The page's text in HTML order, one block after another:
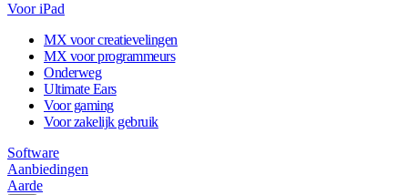
Voor iPad
MX voor creatievelingen
MX voor programmeurs
Onderweg
Ultimate Ears
Voor gaming
Voor zakelijk gebruik
Software
Aanbiedingen
Aarde